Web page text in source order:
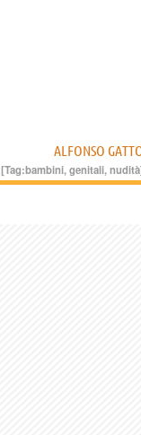
ALFONSO
[Tag:bambini,genitali,nudità